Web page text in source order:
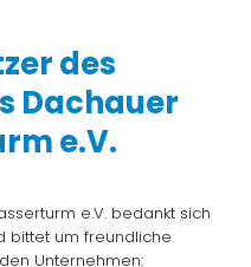
des
Dachauer
e.V.
e.V. bedankt sich
bittet um freundliche
Unternehmen: